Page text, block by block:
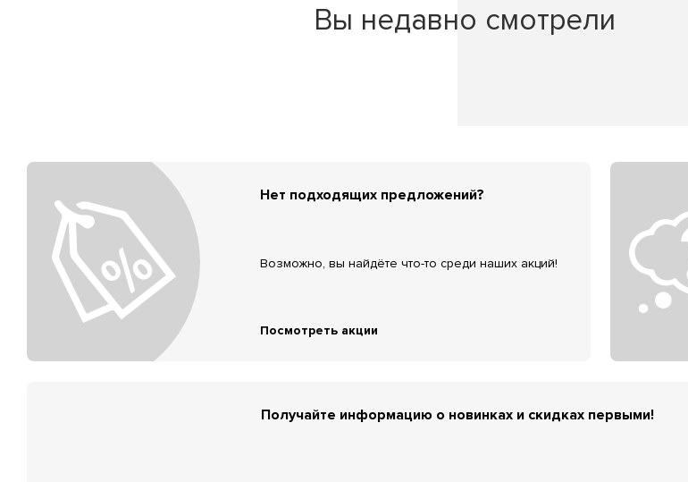
Вы недавно смотрели
Нет подходящих предложений?
Возможно, вы найдёте что-то среди наших акций!
Посмотреть акции
Получайте информацию о новинках и скидках первыми!